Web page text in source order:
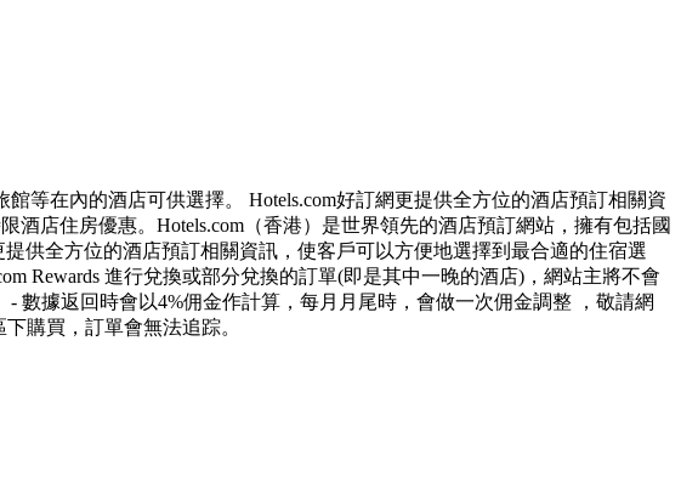
等在內的酒店可供選擇。 Hotels.com好訂網更提供全方位的酒店預訂相關資
店住房優惠。Hotels.com（香港）是世界領先的酒店預訂網站，擁有包括國
供全方位的酒店預訂相關資訊，使客戶可以方便地選擇到最合適的住宿選
Rewards 進行兌換或部分兌換的訂單(即是其中一晚的酒店)，網站主將不會
數據返回時會以4%佣金作計算，每月月尾時，會做一次佣金調整 ，敬請網
購買，訂單會無法追踪。